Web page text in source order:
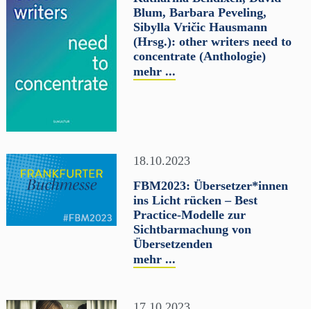
Blum, Barbara Peveling,
Sibylla Vričic Hausmann
(Hrsg.): other writers need to
concentrate (Anthologie)
mehr ...
18.10.2023
FBM2023: Übersetzer*innen
ins Licht rücken – Best
Practice-Modelle zur
Sichtbarmachung von
Übersetzenden
mehr ...